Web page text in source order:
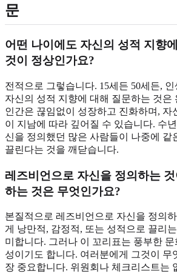
문
어떤 나이에도 자신의 성적 지향
것이 정상인가요?
전적으로 그렇습니다. 15세든 50세든,
자신의 성적 지향에 대해 질문하는 것은
인간은 끊임없이 성장하고 진화하며, 자
이 지남에 따라 깊어질 수 있습니다. 수
신을 정의했던 많은 사람들이 나중에 같
끌린다는 것을 깨닫습니다.
레즈비언으로 자신을 정의하는 것
하는 것은 무엇인가요?
본질적으로 레즈비언으로 자신을 정의
게 낭만적, 감정적, 또는 성적으로 끌리
미합니다. 그러나 이 꼬리표는 풍부한 문
성이기도 합니다. 여러분에게 그것이 무
장 중요합니다. 위원회나 체크리스트는